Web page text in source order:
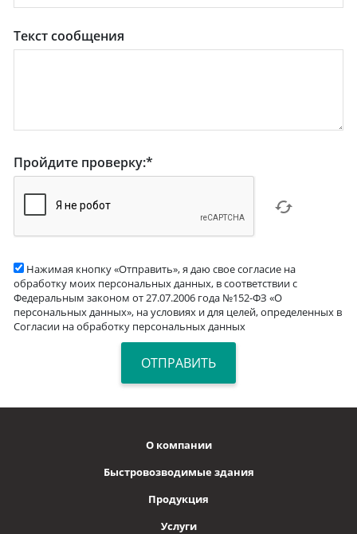
Текст сообщения
Пройдите проверку:*
Нажимая кнопку «Отправить», я даю свое согласие на
обработку моих персональных данных, в соответствии с
Федеральным законом от 27.07.2006 года №152-ФЗ «О
персональных данных», на условиях и для целей, определенных в
Согласии на обработку персональных данных
О компании
Быстровозводимые здания
Продукция
Услуги